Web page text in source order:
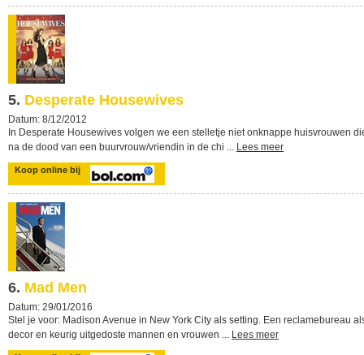
5. Desperate Housewives
Datum: 8/12/2012
In Desperate Housewives volgen we een stelletje niet onknappe huisvrouwen
na de dood van een buurvrouw/vriendin in de chi ... Lees meer
Koop online bij
6. Mad Men
Datum: 29/01/2016
Stel je voor: Madison Avenue in New York City als setting. Een reclamebureau
decor en keurig uitgedoste mannen en vrouwen ... Lees meer